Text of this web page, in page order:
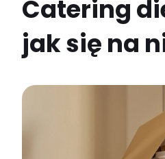
Catering
jak się na